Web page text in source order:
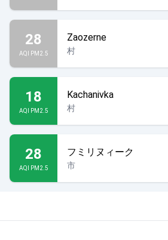
28
AQI PM2.5
Zaozerne
村
18
AQI PM2.5
Kachanivka
村
28
AQI PM2.5
フミリヌィーク
市